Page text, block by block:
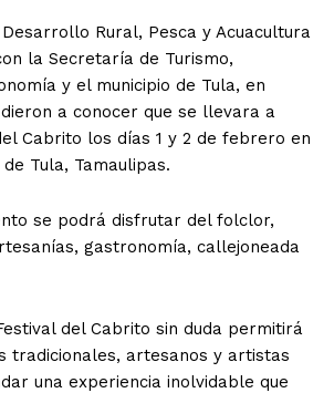
Rural, Pesca y Acuacultura
la Secretaría de Turismo,
y el municipio de Tula, en
a conocer que se llevara a
Cabrito los días 1 y 2 de febrero en
Tula, Tamaulipas.
se podrá disfrutar del folclor,
gastronomía, callejoneada
del Cabrito sin duda permitirá
tradicionales, artesanos y artistas
una experiencia inolvidable que